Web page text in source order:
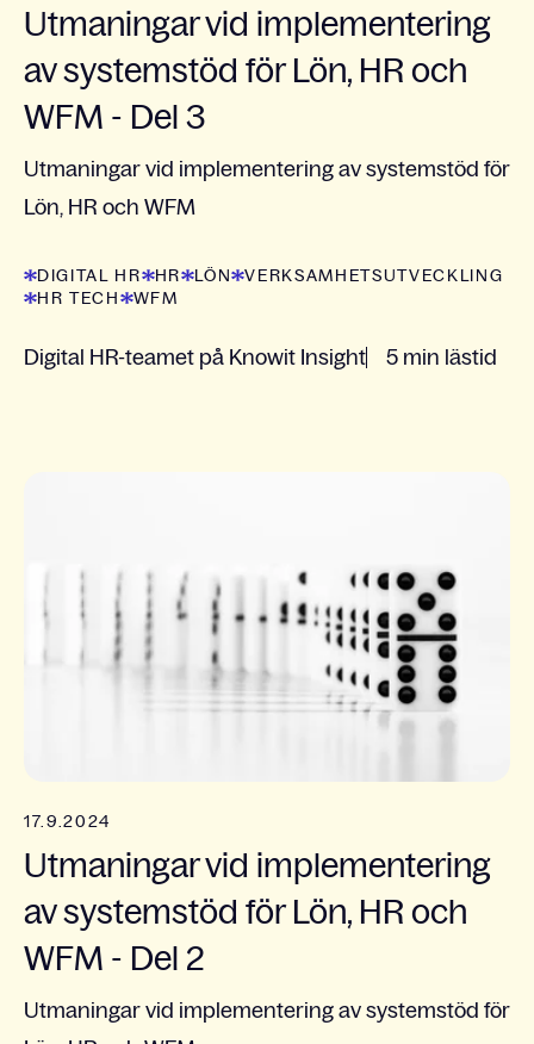
Utmaningar vid implementering
av systemstöd för Lön, HR och
WFM - Del 3
Utmaningar vid implementering av systemstöd för
Lön, HR och WFM
DIGITAL HR HR LÖN
VERKSAMHETSUTVECKLING
HR TECH
WFM
Digital HR-teamet på Knowit Insight 5 min lästid
17.9.2024
Utmaningar vid implementering
av systemstöd för Lön, HR och
WFM - Del 2
Utmaningar vid implementering av systemstöd för